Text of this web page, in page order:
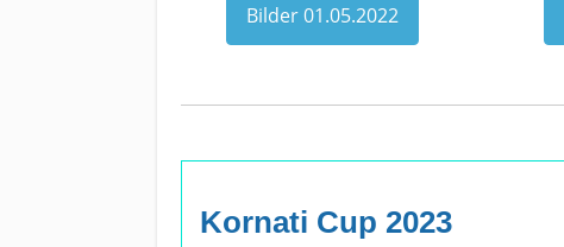
Bilder 01.05.2022
Kornati Cup 2023